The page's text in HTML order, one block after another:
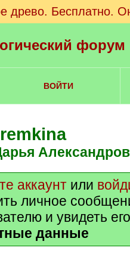
древо. Бесплатно.
ВОЙТИ
аккаунт или
личное
и увидеть
данные